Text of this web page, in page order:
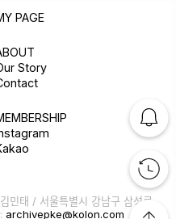
PAGE
Story
민태 / 서울특별시 강남구 삼성로
archivepke@kolon.com